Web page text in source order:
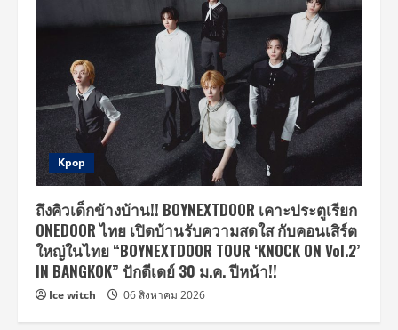
Kpop
ถึงคิวเด็กข้างบ้าน!! BOYNEXTDOOR เคาะประตูเรียก
ONEDOOR ไทย เปิดบ้านรับความสดใส กับคอนเสิร์ต
ใหญ่ในไทย “BOYNEXTDOOR TOUR ‘KNOCK ON Vol.2’
IN BANGKOK” ปักดีเดย์ 30 ม.ค. ปีหน้า!!
Ice witch 06 สิงหาคม 2026